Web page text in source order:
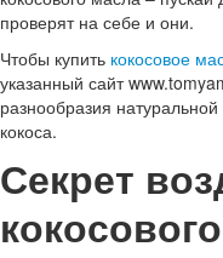
проверят на себе и они.
Чтобы купить кокосовое
указанный сайт
разнообразия
кокоса.
Секрет